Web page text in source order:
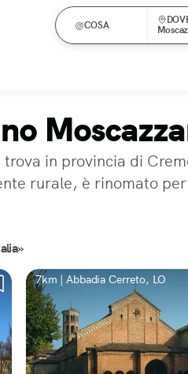
COSA
trova in provincia di
rurale, è rinomato
7km | Abbadia Cerreto, LO